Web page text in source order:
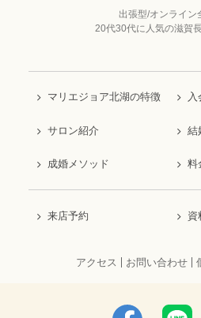
出張型/オンライン
20代30代に人気の滋賀
マリエジョア北湖の特徴 入
サロン紹介 結
成婚メソッド 料
来店予約 資
アクセス お問い合わせ